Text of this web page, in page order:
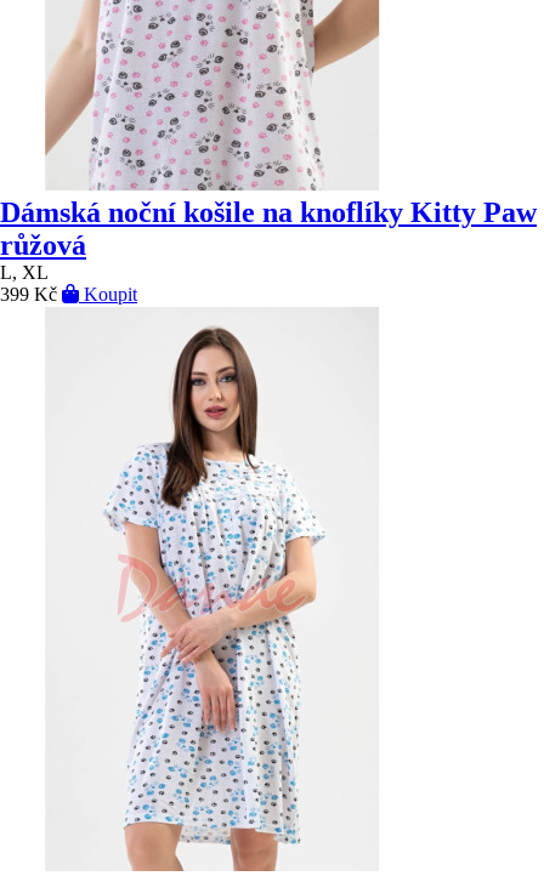
Dámská noční košile na knoflíky Kitty Paw
růžová
L, XL
399 Kč
Koupit